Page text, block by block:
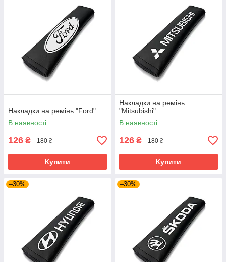
Накладки на ремінь "Ford"
В наявності
126 ₴ 180 ₴
Купити
Накладки на ремінь
"Mitsubishi"
В наявності
126 ₴ 180 ₴
Купити
–30% –30%